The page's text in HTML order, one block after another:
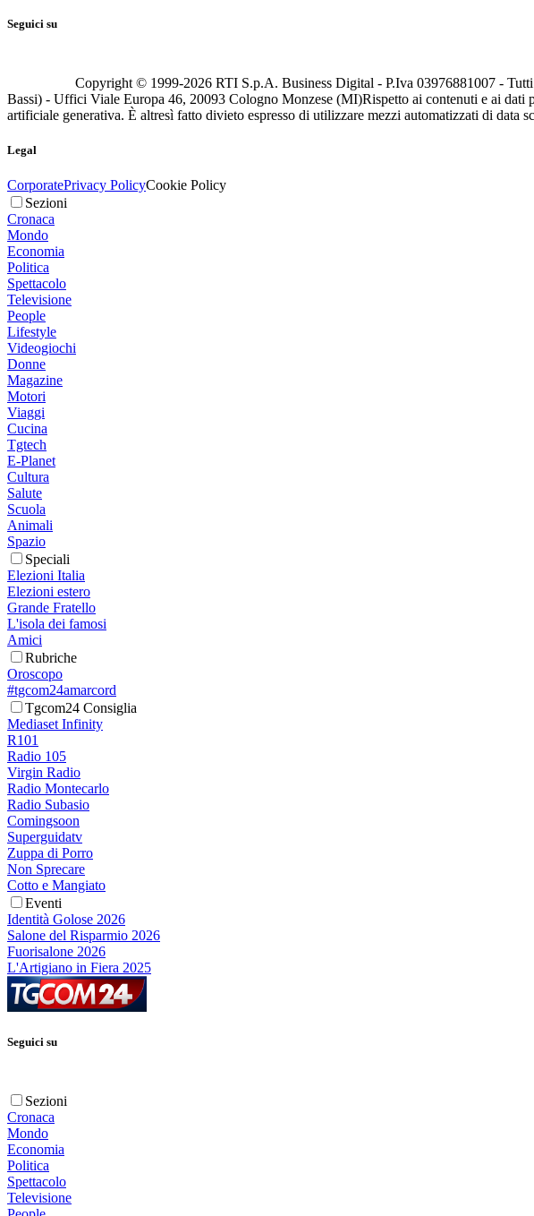
Seguici su
Copyright © 1999-2026 RTI S.p.A. Business Digital - P.Iva 03976881007 -
Bassi) - Uffici Viale Europa 46, 20093 Cologno Monzese (MI)Rispetto ai contenuti e ai dati
artificiale generativa. È altresì fatto divieto espresso di utilizzare mezzi automatizzati di data
Legal
CorporatePrivacy PolicyCookie Policy
Sezioni
Cronaca
Mondo
Economia
Politica
Spettacolo
Televisione
People
Lifestyle
Videogiochi
Donne
Magazine
Motori
Viaggi
Cucina
Tgtech
E-Planet
Cultura
Salute
Scuola
Animali
Spazio
Speciali
Elezioni Italia
Elezioni estero
Grande Fratello
L'isola dei famosi
Amici
Rubriche
Oroscopo
#tgcom24amarcord
Tgcom24 Consiglia
Mediaset Infinity
R101
Radio 105
Virgin Radio
Radio Montecarlo
Radio Subasio
Comingsoon
Superguidatv
Zuppa di Porro
Non Sprecare
Cotto e Mangiato
Eventi
Identità Golose 2026
Salone del Risparmio 2026
Fuorisalone 2026
L'Artigiano in Fiera 2025
Seguici su
Sezioni
Cronaca
Mondo
Economia
Politica
Spettacolo
Televisione